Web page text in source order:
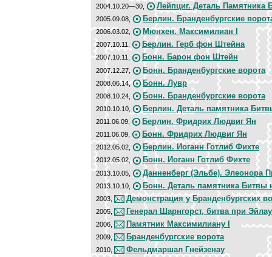
2004.10.20—30, Лейпциг. Деталь Памятника
2005.09.08, Берлин. Бранденбургские
2006.03.02, Мюнхен. Максимилиан I
2007.10.11, Берлин. Герб фон Штейна
2007.10.11, Бонн. Барон фон Штейн
2007.12.27, Бонн. Бранденбургские ворота
2008.06.14, Бонн. Лувр
2008.10.24, Бонн. Бранденбургские ворота
2010.10.10, Берлин. Деталь памятника
2011.06.09, Берлин. Фридрих Людвиг Ян
2011.06.09, Бонн. Фридрих Людвиг Ян
2012.05.02, Берлин. Иоганн Готлиб Фихте
2012.05.02, Бонн. Иоганн Готлиб Фихте
2013.10.05, Данненберг (Эльбе). Элеонора
2013.10.10, Бонн. Деталь памятника Битвы
2003, Демонстрация у Бранденбургских
2005, Генерал Шарнгорст, битва при Эйлау
2006, Памятник Максимилиану I
2009, Бранденбургские ворота
2010, Фельдмаршал Гнейзенау